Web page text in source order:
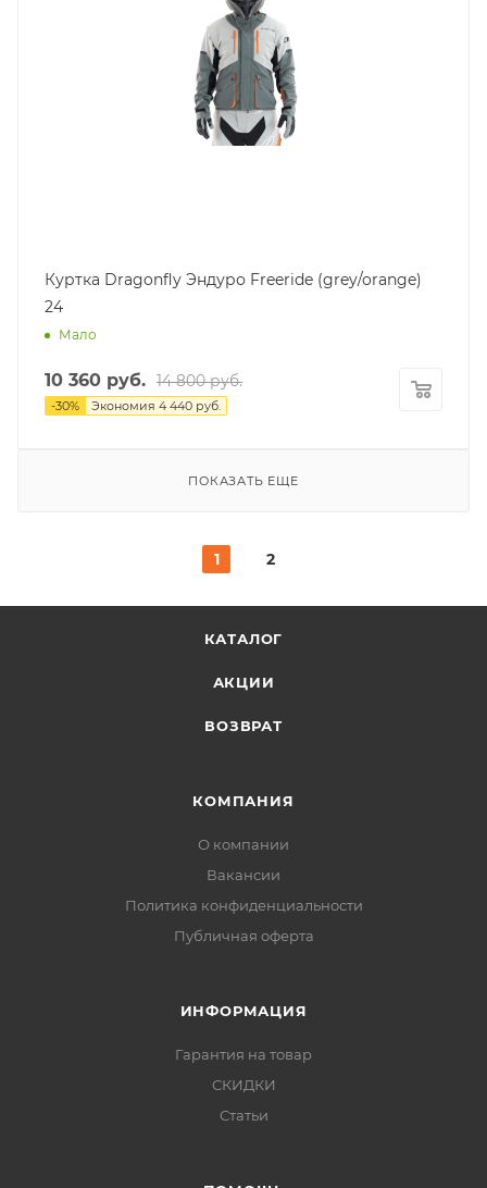
Куртка Dragonfly Эндуро Freeride (grey/orange)
24
Мало
10 360 руб. 14 800руб.
-30% Экономия 4 440 руб.
ПОКАЗАТЬ ЕЩЕ
1 2
КАТАЛОГ
АКЦИИ
ВОЗВРАТ
КОМПАНИЯ
О компании
Вакансии
Политика конфиденциальности
Публичная оферта
ИНФОРМАЦИЯ
Гарантия на товар
СКИДКИ
Статьи